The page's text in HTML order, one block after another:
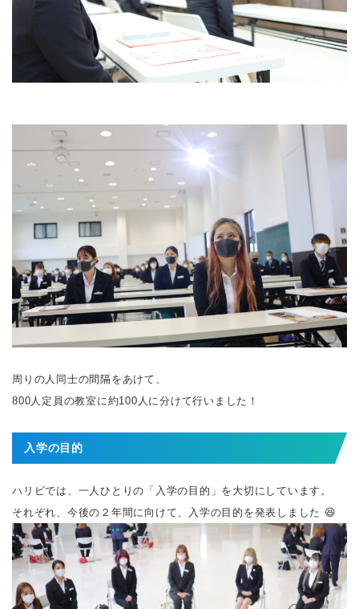
周りの人同士の間隔をあけて、
800人定員の教室に約100人に分けて行いました！
入学の目的
ハリビでは、一人ひとりの「入学の目的」を大切にしています。
それぞれ、今後の２年間に向けて、入学の目的を発表しました 😆